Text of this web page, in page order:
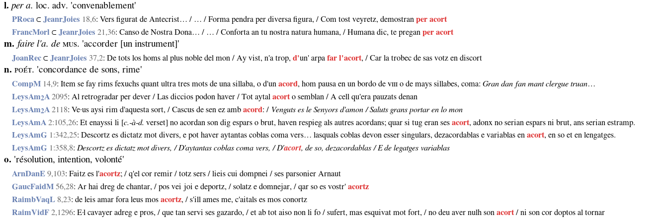
l. per a. loc. adv. 'convenablement'
PRoca ⊂JeanrJoies 18,6: Vers figurat de Antecrist… / … / Forma pendra per diversa figura, / Com tost veyretz, demostranper acort
FrancMorl ⊂JeanrJoies 21,36: Canso de Nostra Dona… / … / Conforta an tu nostra natura humana, / Humana dic, te preganper acort
m. faire l'a. de ᴍᴜѕ. 'accorder [un instrument]'
JoanRec ⊂JeanrJoies 37,2: De tots los homs al plus noble del mon / Ay vist, n'a trop,d'un' arpafar l'acort, / Car la trobec de sas votz en discort
n. ᴘᴏᴇ́ᴛ. 'concordance de sons, rime'
CompM 14,9: Item se fay rims fexuchs quant ultra tres mots de una sillaba, o d'unacord, hom pausa en un bordo de ᴠɪɪɪ o de mays sillabes, coma:Gran dan fan mant clergue truan…
LeysAm2A 2095: Al retrogradar per dever / Las diccios podon haver / Tot aytalacorto semblan / A cell qu'era pauzats denan
LeysAm2A 2118: Ve·us aysi rim d'aquesta sort, / Cascus de sen ez ambacord: / Venguts es le Senyors d'amon / Saluts grans portar en lo mon
LeysAmA 2:105,26: Et enayssi li [c.‑à‑d. verset] no acordan son dig espars o brut, haven respieg als autres acordans; quar si tug eran sesacort, adonx no serian espars ni brut, ans serian estramp.
LeysAmG 1:342,25: Descortz es dictatz mot divers, e pot haver aytantas coblas coma vers… lasquals coblas devon esser singulars, dezacordablas e variablas enacort, en so et en lengatges.
LeysAmG 1:358,8:Descortz es dictatz mot divers, / D'aytantas coblas coma vers, / D'acort, de so, dezacordablas / E de legatges variablas
o. 'résolution, intention, volonté'
ArnDanE 9,103: Faitz es l'acortz; / q'el cor remir / totz sers / lieis cui dompnei / ses parsonier Arnaut
GaucFaidM 56,28: Ar hai dreg de chantar, / pos vei joi e deportz, / solatz e domnejar, / qar so es vostr'acortz
RaimbVaqL 8,23: de leis amar fora leus mosacortz, / s'ill ames me, c'aitals es mos conortz
RaimVidF 2,1296: E·l cavayer adreg e pros, / que tan servi ses gazardo, / et ab tot aiso non li fo / sufert, mas esquivat mot fort, / no deu aver nulh sonacort/ ni son cor doptos al tornar